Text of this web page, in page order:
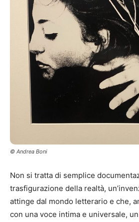
© Andrea Boni
Non si tratta di semplice
trasfigurazione della realtà,
attinge dal mondo letterario e che,
con una voce intima e universale,